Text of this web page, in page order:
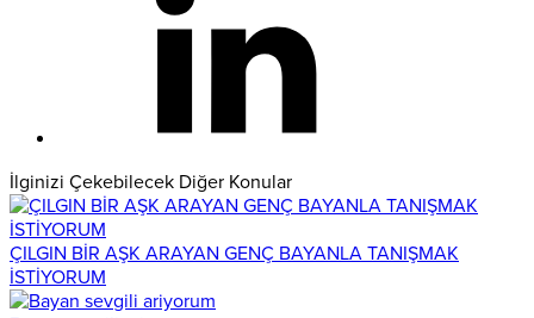
İlginizi Çekebilecek Diğer Konular
ÇILGIN BİR AŞK ARAYAN GENÇ BAYANLA TANIŞMAK
İSTİYORUM